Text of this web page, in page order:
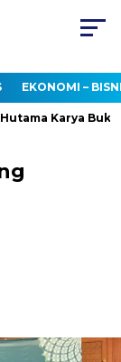
EKONOMI –
Karya